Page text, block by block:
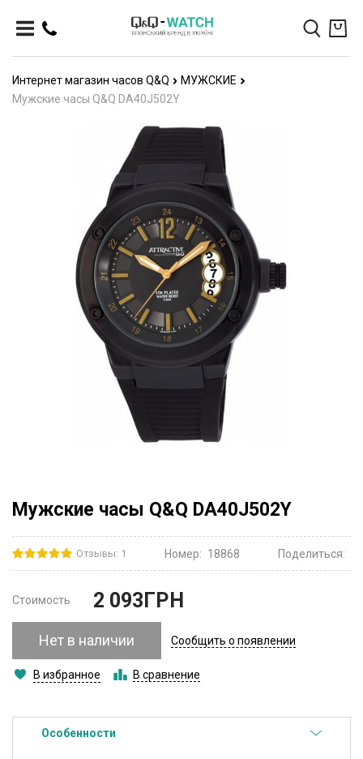
Интернет магазин часов Q&Q
МУЖСКИЕ
Мужские часы Q&Q DA40J502Y
Мужские часы Q&Q DA40J502Y
Отзывы: 1 Номер: 18868 Поделиться:
Стоимость 2 093 ГРН
Нет в наличии Сообщить о появлении
В избранное В сравнение
Особенности